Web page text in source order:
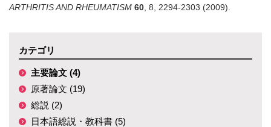
ARTHRITIS AND RHEUMATISM 60 8 2294-2303 (2009)
カテゴリ
主要論文 (4)
原著論文 (19)
総説 (2)
日本語総説・教科書 (5)